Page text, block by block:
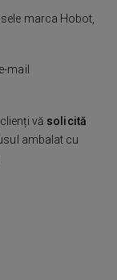
marca Hobot,
mail
vă solicită
ambalat cu